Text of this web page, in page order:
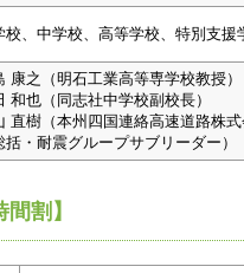
校、中学校、高等学校、特別支援
康之（明石工業高等専学校教授）
和也（同志社中学校副校長）
直樹（本州四国連絡高速道路株
括・耐震グループサブリーダー）
間割】